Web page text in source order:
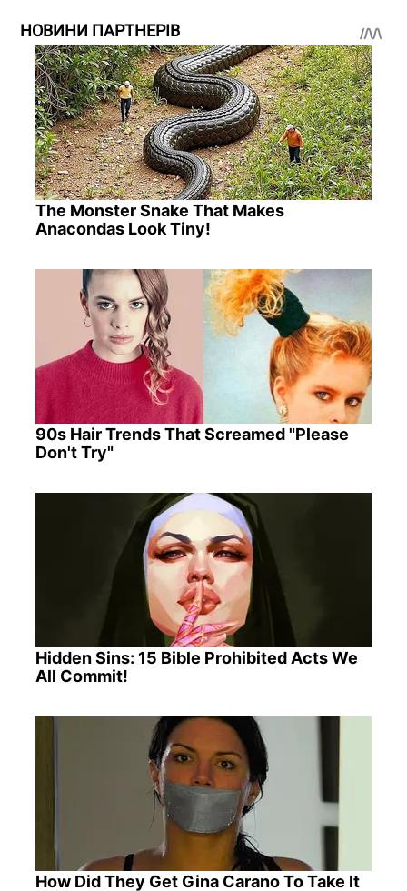
НОВИНИ ПАРТНЕРІВ
The Monster Snake That Makes
Anacondas Look Tiny!
90s Hair Trends That Screamed "Please
Don't Try"
Hidden Sins: 15 Bible Prohibited Acts We
All Commit!
How Did They Get Gina Carano To Take It